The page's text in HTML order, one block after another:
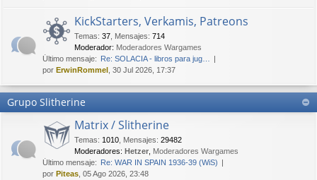
KickStarters, Verkamis, Patreons
Temas: 37 Mensajes: 714
Moderador: Moderadores Wargames
Último mensaje: Re: SOLACIA - libros para jug…
por ErwinRommel , 30 Jul 2026, 17:37
Grupo Slitherine
Matrix / Slitherine
Temas: 1010 Mensajes: 29482
Moderadores: Hetzer Moderadores Wargames
Último mensaje: Re: WAR IN SPAIN 1936-39 (WiS)
por Piteas , 05 Ago 2026, 23:48